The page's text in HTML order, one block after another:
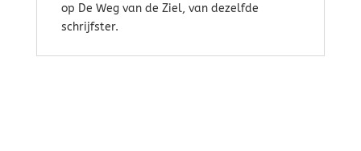
op De Weg van de Ziel, van dezelfde
schrijfster.